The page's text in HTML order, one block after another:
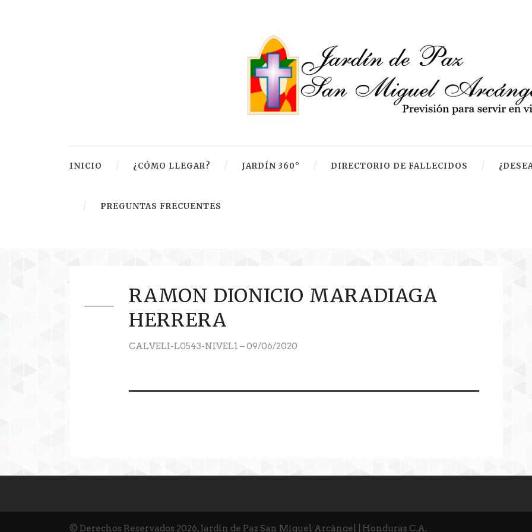
INICIO ¿CÓMO LLEGAR? JARDÍN 360° DIRECTORIO DE FALLECIDOS
PREGUNTAS FRECUENTES
RAMON DIONICIO MARADIAGA
HERRERA
CALVELI-L0543-NIVEL1 – 09/06/2020
© Derechos Reservados 2026, Jardín de Paz San Miguel Arcángel | Honduras C.A.